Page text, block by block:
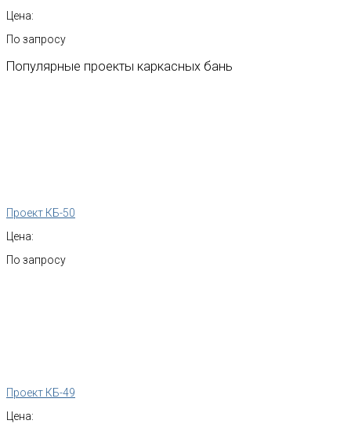
Цена:
По запросу
Популярные проекты каркасных бань
Проект КБ-50
Цена:
По запросу
Проект КБ-49
Цена: